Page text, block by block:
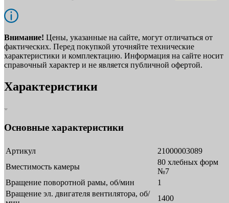
Внимание! Цены, указанные на сайте, могут отличаться от
фактических. Перед покупкой уточняйте технические
характеристики и комплектацию. Информация на сайте носит
справочный характер и не является публичной офертой.
Характеристики
Основные характеристики
Артикул
21000003089
Вместимость камеры
80 хлебных форм
№7
Вращение поворотной рамы, об/мин
1
Вращение эл. двигателя вентилятора, об/
1400